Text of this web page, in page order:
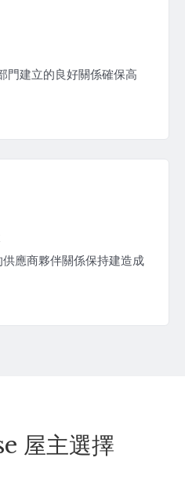
門建立的良好關係確保高
應商夥伴關係保持建造成
屋主選擇